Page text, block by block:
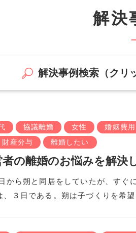
解決
解決事例検索（クリ
協議離婚 女性 婚姻費用
財産分与 離婚したい
の離婚のお悩みを解決
から朔と同居をしていたが、すぐ
、３日である。朔は子づくりを希